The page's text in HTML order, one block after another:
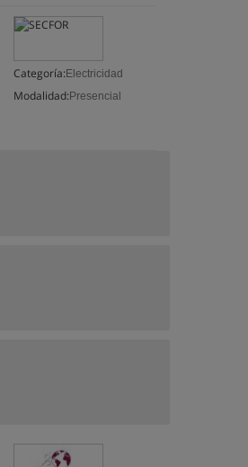
Categoría: Electricidad
Modalidad: Presencial